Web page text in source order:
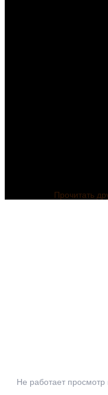
Прочитать
Не работает просмотр